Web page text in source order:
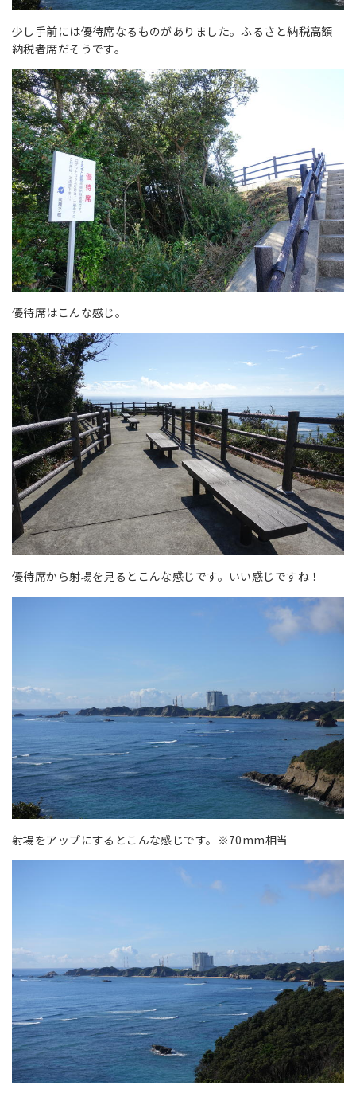
少し手前には優待席なるものがありました。ふるさと納税高額
納税者席だそうです。
優待席はこんな感じ。
優待席から射場を見るとこんな感じです。いい感じですね！
射場をアップにするとこんな感じです。※70mm相当